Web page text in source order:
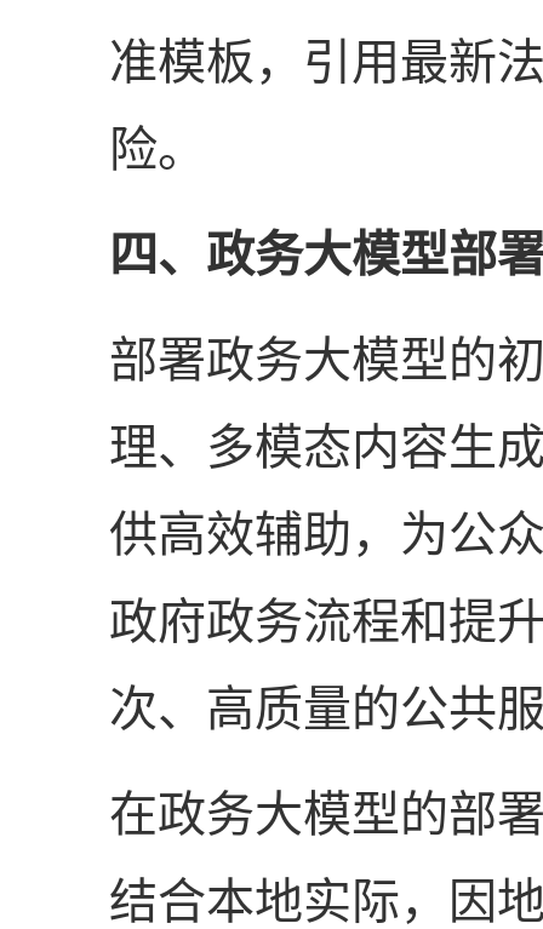
准模板，引用最新
险。
四、政务大模型部
部署政务大模型的
理、多模态内容生
供高效辅助，为公
政府政务流程和提
次、高质量的公共
在政务大模型的部
结合本地实际，因